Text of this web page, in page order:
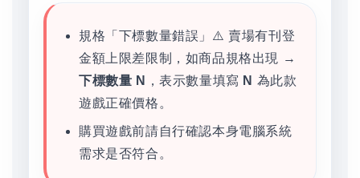
規格「下標數量錯誤」⚠️ 賣場有刊登
金額上限差限制，如商品規格出現 →
下標數量 N
，表示數量填寫 N 為此款
遊戲正確價格。
購買遊戲前請自行確認本身電腦系統
需求是否符合。